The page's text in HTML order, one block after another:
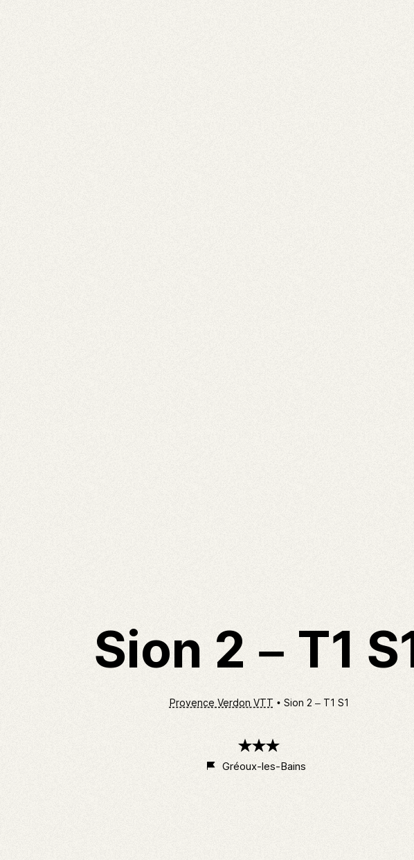
Sion 2 – T1
Provence Verdon VTT Sion 2 – T1 S1
étoiles
Gréoux-les-Bains